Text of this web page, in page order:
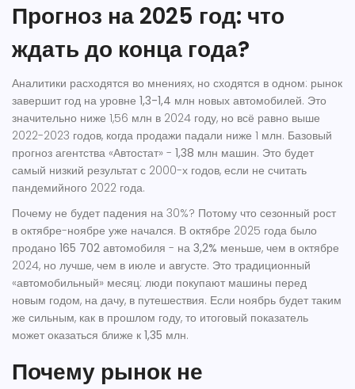
Прогноз на 2025 год: что
ждать до конца года?
Аналитики расходятся во мнениях, но сходятся в одном: рынок
завершит год на уровне 1,3-1,4 млн новых автомобилей. Это
значительно ниже 1,56 млн в 2024 году, но всё равно выше
2022-2023 годов, когда продажи падали ниже 1 млн. Базовый
прогноз агентства «Автостат» - 1,38 млн машин. Это будет
самый низкий результат с 2000-х годов, если не считать
пандемийного 2022 года.
Почему не будет падения на 30%? Потому что сезонный рост
в октябре-ноябре уже начался. В октябре 2025 года было
продано 165 702 автомобиля - на 3,2% меньше, чем в октябре
2024, но лучше, чем в июле и августе. Это традиционный
«автомобильный» месяц: люди покупают машины перед
новым годом, на дачу, в путешествия. Если ноябрь будет таким
же сильным, как в прошлом году, то итоговый показатель
может оказаться ближе к 1,35 млн.
Почему рынок не